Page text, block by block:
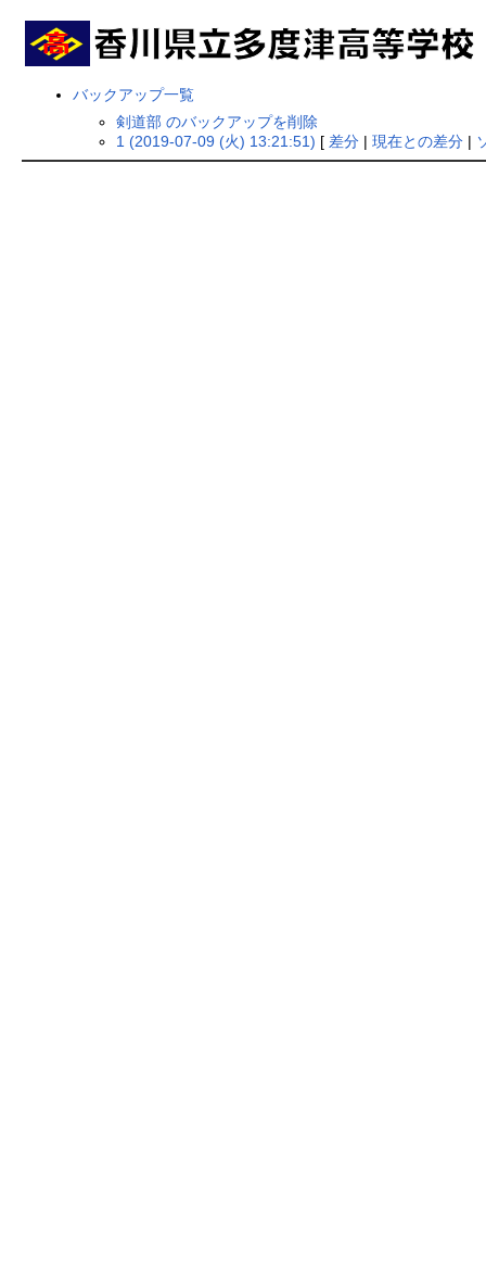
バックアップ一覧
剣道部 のバックアップを削除
1 (2019-07-09 (火) 13:21:51) [ 差分| 現在との差分|